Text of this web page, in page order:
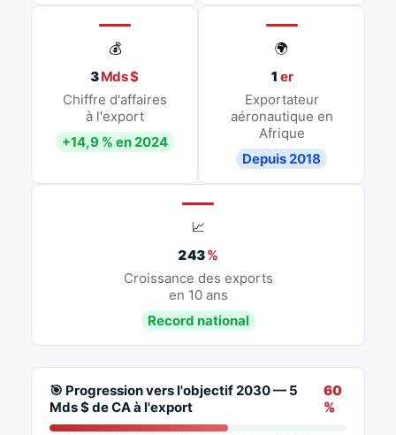
💰
3Mds $
Chiffre d'affaires
à l'export
+14,9 % en 2024
🌍
1 er
Exportateur
aéronautique en
Afrique
Depuis 2018
📈
243%
Croissance des exports
en 10 ans
Record national
🎯 Progression vers l'objectif 2030 — 5
Mds $ de CA à l'export
60
%